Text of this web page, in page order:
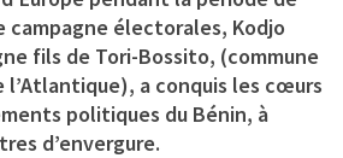
campagne électorales, Kodjo
fils de Tori-Bossito, (commune
a conquis les cœurs
politiques du Bénin, à
d’envergure.